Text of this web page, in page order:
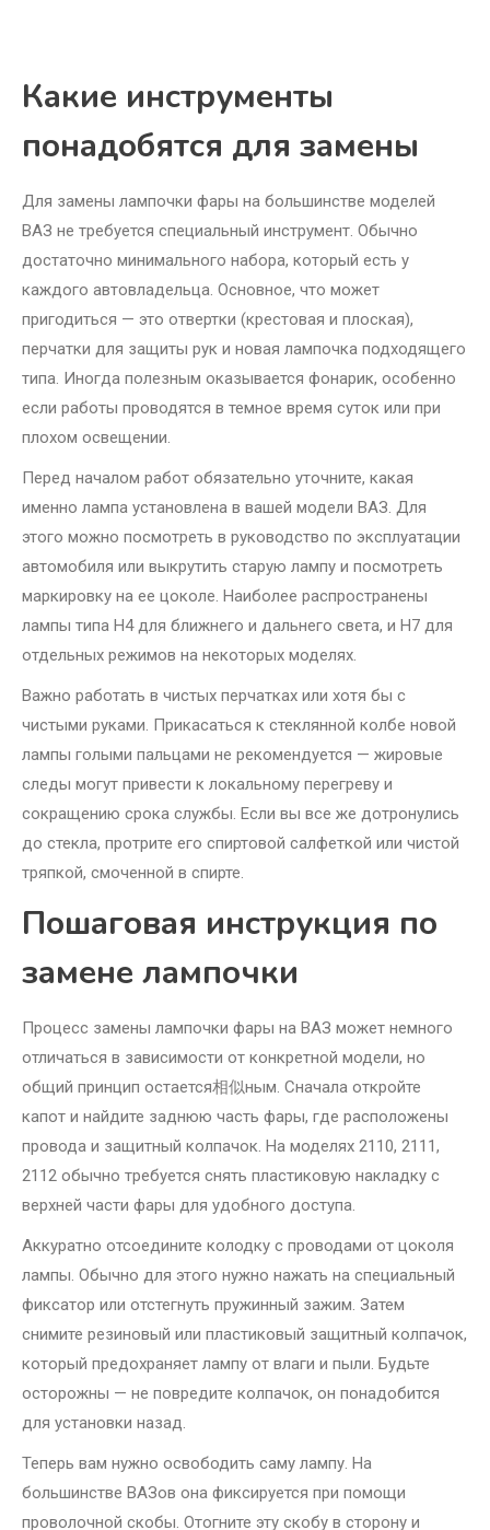
Какие инструменты
понадобятся для замены
Для замены лампочки фары на большинстве моделей
ВАЗ не требуется специальный инструмент. Обычно
достаточно минимального набора, который есть у
каждого автовладельца. Основное, что может
пригодиться — это отвертки (крестовая и плоская),
перчатки для защиты рук и новая лампочка подходящего
типа. Иногда полезным оказывается фонарик, особенно
если работы проводятся в темное время суток или при
плохом освещении.
Перед началом работ обязательно уточните, какая
именно лампа установлена в вашей модели ВАЗ. Для
этого можно посмотреть в руководство по эксплуатации
автомобиля или выкрутить старую лампу и посмотреть
маркировку на ее цоколе. Наиболее распространены
лампы типа H4 для ближнего и дальнего света, и H7 для
отдельных режимов на некоторых моделях.
Важно работать в чистых перчатках или хотя бы с
чистыми руками. Прикасаться к стеклянной колбе новой
лампы голыми пальцами не рекомендуется — жировые
следы могут привести к локальному перегреву и
сокращению срока службы. Если вы все же дотронулись
до стекла, протрите его спиртовой салфеткой или чистой
тряпкой, смоченной в спирте.
Пошаговая инструкция по
замене лампочки
Процесс замены лампочки фары на ВАЗ может немного
отличаться в зависимости от конкретной модели, но
общий принцип остается相似ным. Сначала откройте
капот и найдите заднюю часть фары, где расположены
провода и защитный колпачок. На моделях 2110, 2111,
2112 обычно требуется снять пластиковую накладку с
верхней части фары для удобного доступа.
Аккуратно отсоедините колодку с проводами от цоколя
лампы. Обычно для этого нужно нажать на специальный
фиксатор или отстегнуть пружинный зажим. Затем
снимите резиновый или пластиковый защитный колпачок,
который предохраняет лампу от влаги и пыли. Будьте
осторожны — не повредите колпачок, он понадобится
для установки назад.
Теперь вам нужно освободить саму лампу. На
большинстве ВАЗов она фиксируется при помощи
проволочной скобы. Отогните эту скобу в сторону и